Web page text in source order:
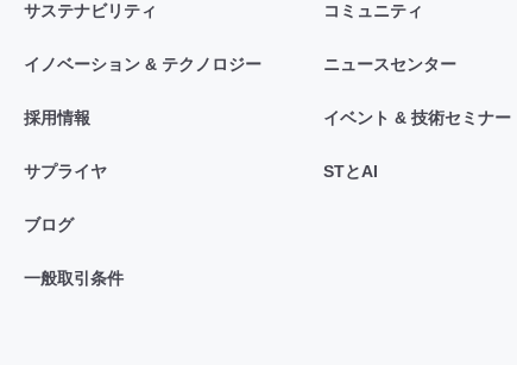
サステナビリティ
イノベーション & テクノロジー
採用情報
サプライヤ
ブログ
一般取引条件
コミュニティ
ニュースセンター
イベント & 技術セミナー
STとAI